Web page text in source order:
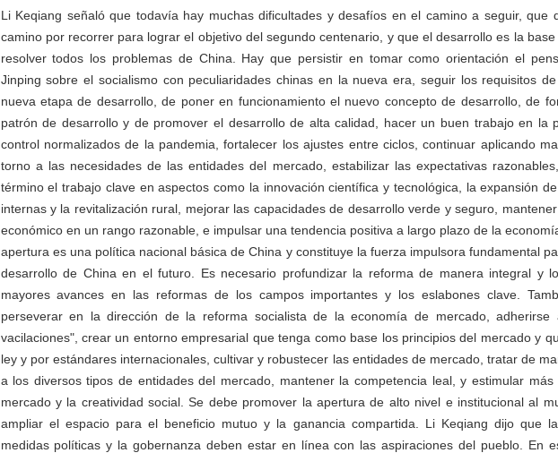
Li Keqiang señaló que todavía hay muchas dificultades y desafíos en el camino a seguir, que
camino por recorrer para lograr el objetivo del segundo centenario, y que el desarrollo es la
resolver todos los problemas de China. Hay que persistir en tomar como orientación el
Jinping sobre el socialismo con peculiaridades chinas en la nueva era, seguir los requisitos
nueva etapa de desarrollo, de poner en funcionamiento el nuevo concepto de desarrollo, de
patrón de desarrollo y de promover el desarrollo de alta calidad, hacer un buen trabajo en la
control normalizados de la pandemia, fortalecer los ajustes entre ciclos, continuar aplicando
torno a las necesidades de las entidades del mercado, estabilizar las expectativas
término el trabajo clave en aspectos como la innovación científica y tecnológica, la expansión
internas y la revitalización rural, mejorar las capacidades de desarrollo verde y seguro,
económico en un rango razonable, e impulsar una tendencia positiva a largo plazo de la
apertura es una política nacional básica de China y constituye la fuerza impulsora fundamental
desarrollo de China en el futuro. Es necesario profundizar la reforma de manera integral y
mayores avances en las reformas de los campos importantes y los eslabones clave.
perseverar en la dirección de la reforma socialista de la economía de mercado,
vacilaciones", crear un entorno empresarial que tenga como base los principios del mercado y
ley y por estándares internacionales, cultivar y robustecer las entidades de mercado, tratar de
a los diversos tipos de entidades del mercado, mantener la competencia leal, y estimular más
mercado y la creatividad social. Se debe promover la apertura de alto nivel e institucional al
ampliar el espacio para el beneficio mutuo y la ganancia compartida. Li Keqiang dijo que
medidas políticas y la gobernanza deben estar en línea con las aspiraciones del pueblo. En